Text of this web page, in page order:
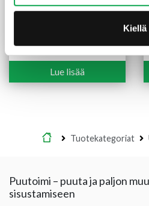
Kiellä
Ulkoverhousrima 45X45
Lue lisää
Etusivu
Tuotekategoriat
Puutoimi – puuta ja paljon
sisustamiseen